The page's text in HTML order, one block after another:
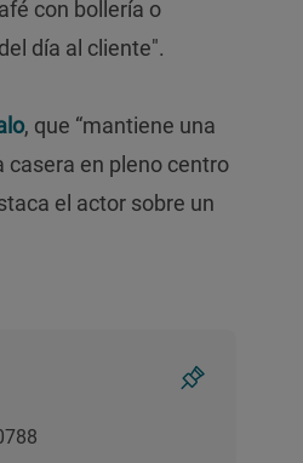
con bollería o
día al cliente".
, que “mantiene una
casera en pleno centro
el actor sobre un